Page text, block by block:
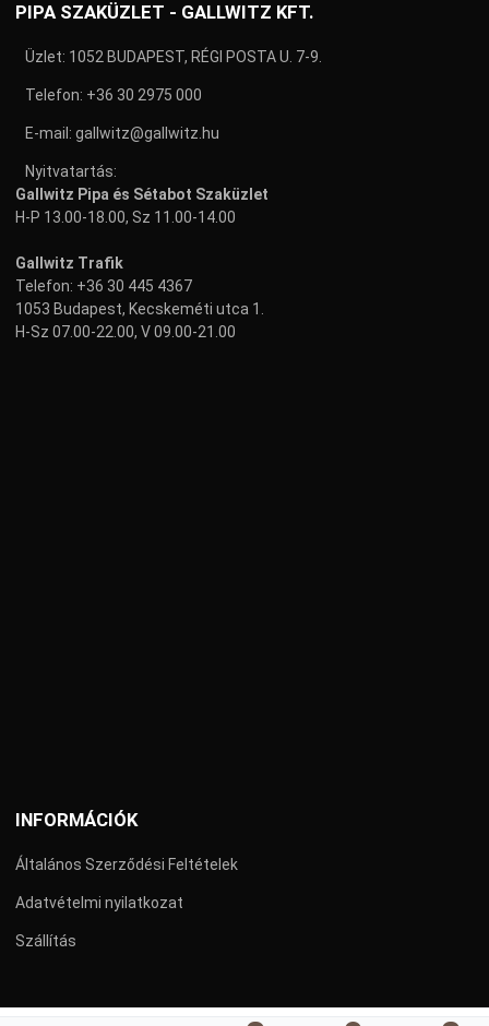
PIPA SZAKÜZLET - GALLWITZ KFT.
Üzlet: 1052 BUDAPEST, RÉGI POSTA U. 7-9.
Telefon: +36 30 2975 000
E-mail: gallwitz@gallwitz.hu
Nyitvatartás:
Gallwitz Pipa és Sétabot Szaküzlet
H-P 13.00-18.00, Sz 11.00-14.00
Gallwitz Trafik
Telefon: +36 30 445 4367
1053 Budapest, Kecskeméti utca 1.
H-Sz 07.00-22.00, V 09.00-21.00
INFORMÁCIÓK
Általános Szerződési Feltételek
Adatvételmi nyilatkozat
Szállítás